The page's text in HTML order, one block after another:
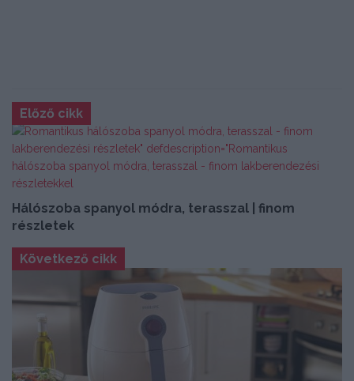
Előző cikk
Hálószoba spanyol módra, terasszal | finom
részletek
Következő cikk